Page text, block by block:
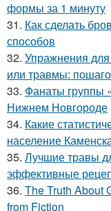
формы за 1 минуту
31. Как сделать
способов
32. Упражнения для
или травмы:
33. Фанаты группы
Нижнем Новгороде
34. Какие
население
35. Лучшие травы
эффективные
36. The Truth About
from Fiction